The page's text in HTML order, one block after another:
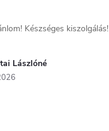
Lászlóné
Készséges kiszolgálás!